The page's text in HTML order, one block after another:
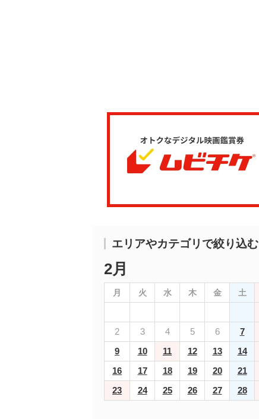
エリアやカテゴリで絞り込む
2月
月 火 水 木 金 土
2
3 4 5 6 7
9
10 11 12 13 14
16
17 18 19 20 21
23
24 25 26 27 28